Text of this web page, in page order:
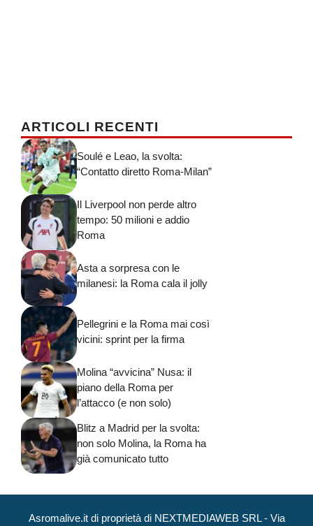
ARTICOLI RECENTI
Soulé e Leao, la svolta:
“Contatto diretto Roma-Milan”
Il Liverpool non perde altro
tempo: 50 milioni e addio
Roma
Asta a sorpresa con le
milanesi: la Roma cala il jolly
Pellegrini e la Roma mai così
vicini: sprint per la firma
Molina “avvicina” Nusa: il
piano della Roma per
l’attacco (e non solo)
Blitz a Madrid per la svolta:
non solo Molina, la Roma ha
già comunicato tutto
Asromalive.it di proprietà di NEXTMEDIAWEB SRL - Via